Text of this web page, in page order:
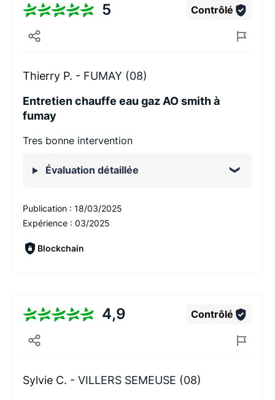
5 Contrôlé
Thierry P. - FUMAY (08)
Entretien chauffe eau gaz AO smith à
fumay
Tres bonne intervention
Évaluation détaillée
Publication : 18/03/2025
Expérience : 03/2025
Blockchain
4,9 Contrôlé
Sylvie C. - VILLERS SEMEUSE (08)